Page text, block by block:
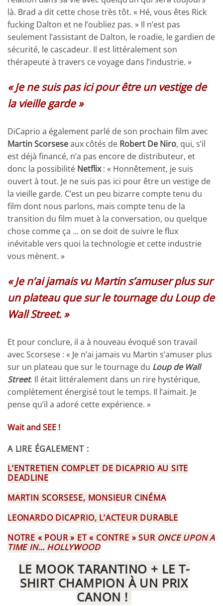
là. Brad a dit cette chose très tôt. « Hé, vous êtes Rick
fucking Dalton et ne l’oubliez pas. » Il n’est pas
seulement l’assistant de Dalton, le roadie, le gardien de
sécurité, le cascadeur. Il est littéralement son
thérapeute à travers ce voyage dans l’industrie. »
« Je ne suis pas ici pour être un vestige de
la vieille garde »
DiCaprio a également parlé de son prochain film avec
Martin Scorseseaux côtés de Robert De Niro, qui, s’il
est déjà financé, n’a pas encore de distributeur, et
donc la possibilité Netflix: « Honnêtement, je suis
ouvert à tout. Je ne suis pas ici pour être un vestige de
la vieille garde. C’est un peu bizarre compte tenu du
film dont nous parlons, mais compte tenu de la
transition du film muet à la conversation, ou quelque
chose comme ça … on se doit de suivre le flux
inévitable vers quoi la technologie et cette industrie
vous mènent. »
« Je n’ai jamais vu Martin s’amuser plus sur
un plateau que sur le tournage du Loup de
Wall Street. »
Et pour conclure, il a à nouveau évoqué son travail
avec Scorsese : « Je n’ai jamais vu Martin s’amuser plus
sur un plateau que sur le tournage du Loup de Wall
Street. Il était littéralement dans un rire hystérique,
complètement énergisé tout le temps. Il l’aimait. Je
pense qu’il a adoré cette expérience. »
Wait and SEE !
A LIRE ÉGALEMENT :
L’ENTRETIEN COMPLET DE DICAPRIO AU SITE
DEADLINE
MARTIN SCORSESE, MONSIEUR CINÉMA
LEONARDO DICAPRIO, L’ACTEUR DURABLE
NOTRE « POUR » ET « CONTRE » SUR ONCE UPON A
TIME IN… HOLLYWOOD
LE MOOK TARANTINO + LE T-
SHIRT CHAMPION À UN PRIX
CANON !